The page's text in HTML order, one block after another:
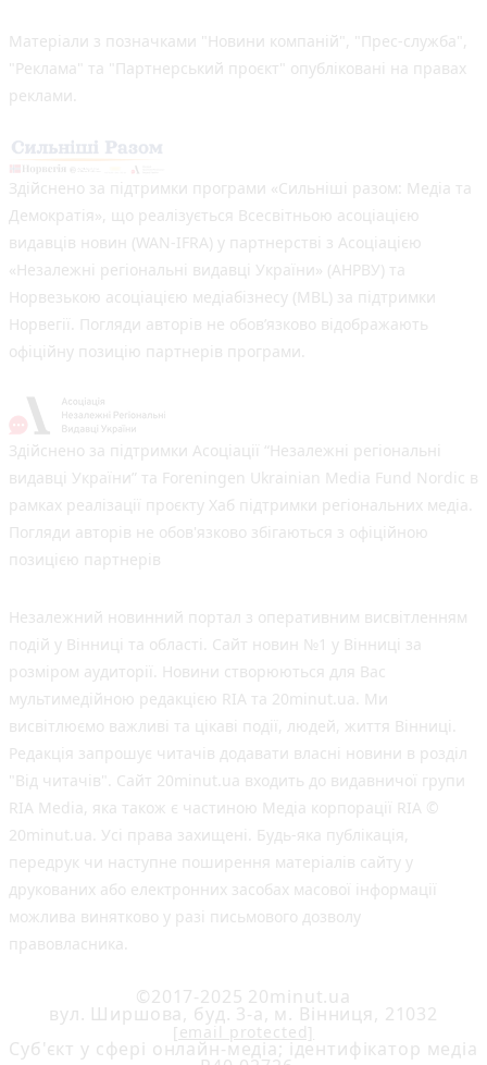
Матеріали з позначками "Новини компаній", "Прес-служба",
"Реклама" та "Партнерський проєкт" опубліковані на правах
реклами.
Здійснено за підтримки програми «Сильніші разом: Медіа та
Демократія», що реалізується Всесвітньою асоціацією
видавців новин (WAN-IFRA) у партнерстві з Асоціацією
«Незалежні регіональні видавці України» (АНРВУ) та
Норвезькою асоціацією медіабізнесу (MBL) за підтримки
Норвегії. Погляди авторів не обов’язково відображають
офіційну позицію партнерів програми.
Здійснено за підтримки Асоціації “Незалежні регіональні
видавці України” та Foreningen Ukrainian Media Fund Nordic в
рамках реалізації проєкту Хаб підтримки регіональних медіа.
Погляди авторів не обов'язково збігаються з офіційною
позицією партнерів
Незалежний новинний портал з оперативним висвітленням
подій у Вінниці та області. Сайт новин №1 у Вінниці за
розміром аудиторії. Новини створюються для Вас
мультимедійною редакцією RIA та 20minut.ua. Ми
висвітлюємо важливі та цікаві події, людей, життя Вінниці.
Редакція запрошує читачів додавати власні новини в розділ
"Від читачів". Сайт 20minut.ua входить до видавничої групи
RIA Media, яка також є частиною Медіа корпорації RIA ©
20minut.ua. Усі права захищені. Будь-яка публiкацiя,
передрук чи наступне поширення матеріалів сайту у
друкованих або електронних засобах масової інформації
можлива винятково у разі письмового дозволу
правовласника.
©2017-2025 20minut.ua
вул. Ширшова, буд. 3-а, м. Вінниця, 21032
[email protected]
Cуб'єкт у сфері онлайн-медіа; ідентифікатор медіа